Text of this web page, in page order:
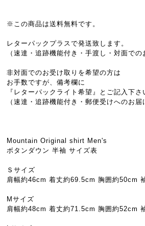
※この商品は送料無料です。
レターパックプラスで発送致します。
（速達・追跡機能付き・手渡し・対面での
非対面でのお受け取りを希望の方は
お手数ですが、備考欄に
『レターパックライト希望』とご記入下さ
（速達・追跡機能付き・郵便受けへのお届
Mountain Original shirt Men's
ボタンダウン 半袖 サイズ表
Ｓサイズ
肩幅約46cm 着丈約69.5cm 胸囲約50cm
Mサイズ
肩幅約48cm 着丈約71.5cm 胸囲約52cm